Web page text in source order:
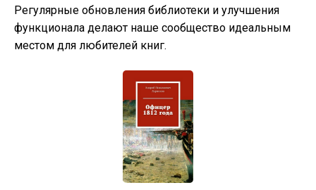
Регулярные обновления библиотеки и улучшения
функционала делают наше сообщество идеальным
местом для любителей книг.